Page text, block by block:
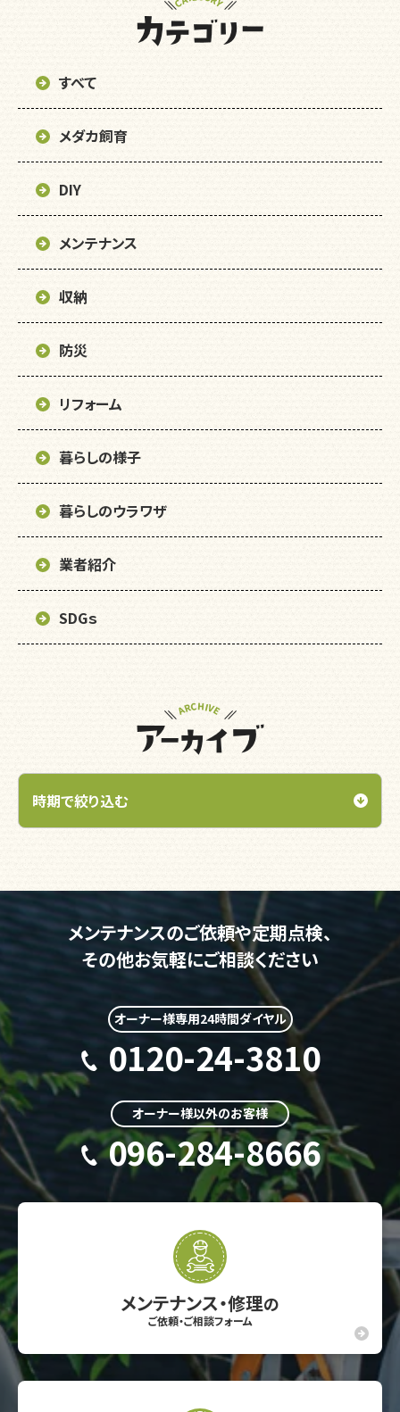
すべて
メダカ飼育
DIY
メンテナンス
収納
防災
リフォーム
暮らしの様子
暮らしのウラワザ
業者紹介
SDGｓ
メンテナンスのご依頼や定期点検、
その他お気軽にご相談ください
オーナー様専用24時間ダイヤル
0120-24-3810
オーナー様以外のお客様
096-284-8666
メンテナンス・修理の
ご依頼・ご相談フォーム